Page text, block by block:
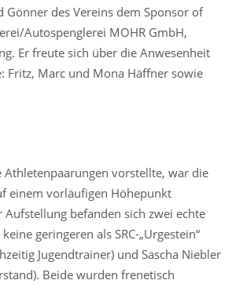
Gönner des Vereins dem Sponsor of
Autospenglerei MOHR GmbH,
Er freute sich über die Anwesenheit
Fritz, Marc und Mona Häffner sowie
Athletenpaarungen vorstellte, war die
einem vorläufigen Höhepunkt
befanden sich zwei echte
geringeren als SRC-„Urgestein“
Jugendtrainer) und Sascha Niebler
Beide wurden frenetisch